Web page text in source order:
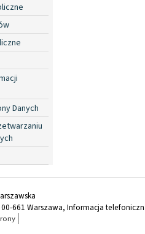
Danych
661 Warszawa, Informacja